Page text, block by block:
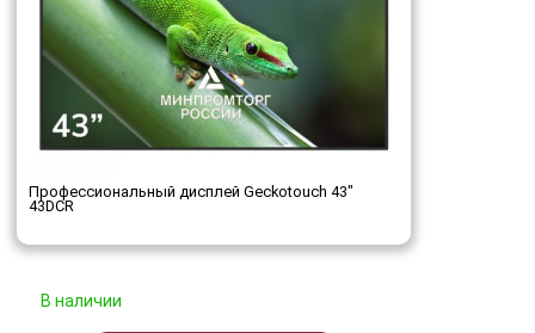
Профессиональный дисплей Geckotouch 43"
43DCR
В наличии